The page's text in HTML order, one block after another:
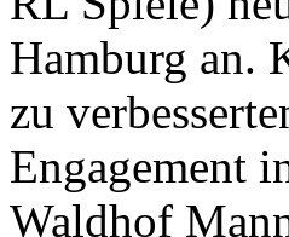
Hamburg an.
zu
Engagement
Waldhof